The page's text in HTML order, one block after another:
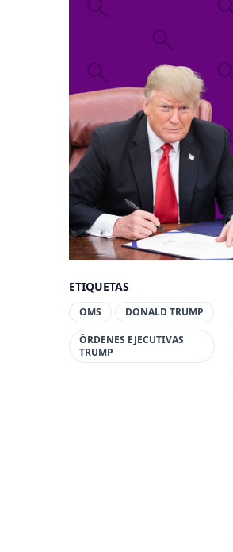
ETIQUETAS
OMS DONALD TRUMP
ÓRDENES EJECUTIVAS
TRUMP